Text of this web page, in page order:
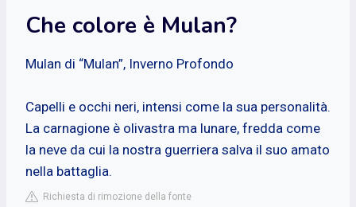
Che colore è Mulan?
Mulan di “Mulan”, Inverno Profondo
Capelli e occhi neri, intensi come la sua personalità.
La carnagione è olivastra ma lunare, fredda come
la neve da cui la nostra guerriera salva il suo amato
nella battaglia.
Richiesta di rimozione della fonte